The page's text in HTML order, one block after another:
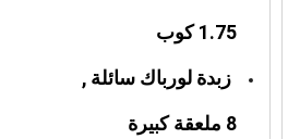
1.75 كوب
زبدة لورباك سائلة ,
8 ملعقة كبيرة